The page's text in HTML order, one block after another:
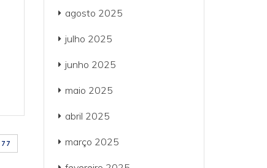
77
agosto 2025
julho 2025
junho 2025
maio 2025
abril 2025
março 2025